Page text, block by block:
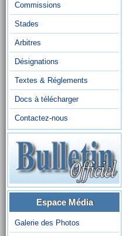
Commissions
Stades
Arbitres
Désignations
Textes & Réglements
Docs à télécharger
Contactez-nous
Espace Média
Galerie des Photos